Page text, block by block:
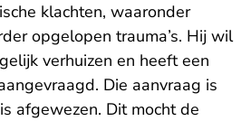
klachten, waaronder
opgelopen trauma’s. Hij wil
verhuizen en heeft een
Die aanvraag is
afgewezen. Dit mocht de